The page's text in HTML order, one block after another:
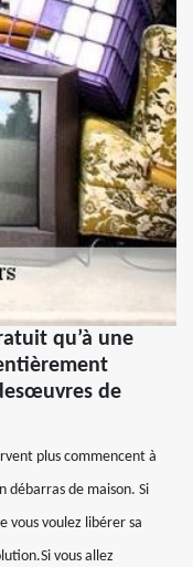
qu’à une
de
plus commencent à
débarras de maison. Si
vous voulez libérer sa
vous allez